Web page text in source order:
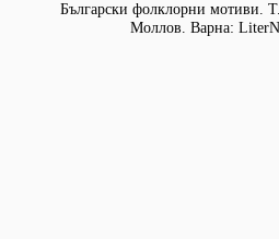
Български фолклорни мотиви.
Моллов. Варна: